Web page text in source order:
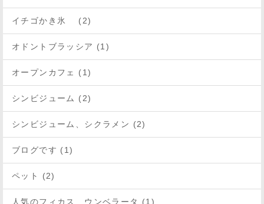
イチゴかき氷 (2)
オドントブラッシア (1)
オープンカフェ (1)
シンビジューム (2)
シンビジューム、シクラメン (2)
ブログです (1)
ペット (2)
人気のフィカス ウンベラータ (1)